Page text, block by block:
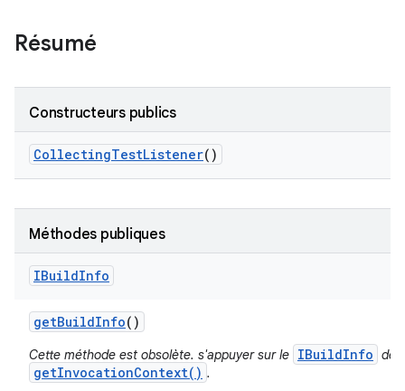
Résumé
Constructeurs publics
CollectingTestListener()
Méthodes publiques
IBuildInfo
getBuildInfo()
Cette méthode est obsolète. s'appuyer sur le IBuildInfo de
getInvocationContext() .